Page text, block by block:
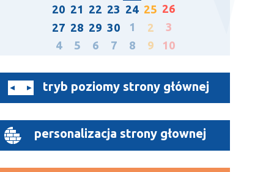
20 21 22 23 24 25 26
27 28 29 30 1 2
3
4
5 6 7 8 9 10
tryb poziomy strony głównej
personalizacja strony głownej